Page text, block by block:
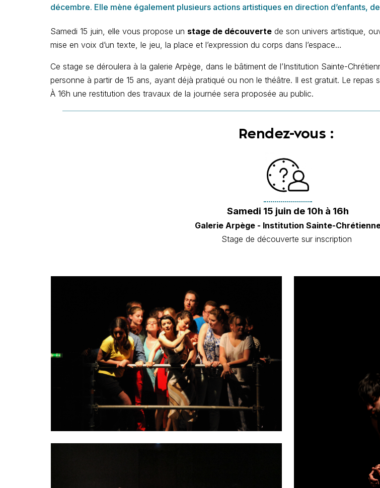
décembre. Elle mène également plusieurs actions artistiques en direction d’enfants,
Samedi 15 juin, elle vous propose un stage de découverte de son univers artistique,
mise en voix d’un texte, le jeu, la place et l’expression du corps dans l’espace…
Ce stage se déroulera à la galerie Arpège, dans le bâtiment de l’Institution Sainte-
personne à partir de 15 ans, ayant déjà pratiqué ou non le théâtre. Il est gratuit. Le repas
À 16h une restitution des travaux de la journée sera proposée au public.
Rendez-vous :
Samedi 15 juin de 10h à 16h
Galerie Arpège - Institution Sainte-
Stage de découverte sur inscription